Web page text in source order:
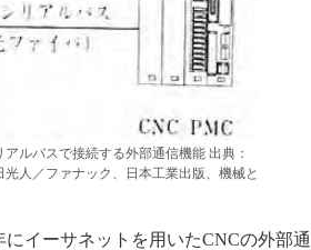
ルバスで接続する外部通信機能 出典：
人／ファナック、日本工業出版、機械と
イーサネットを用いたCNCの外部通